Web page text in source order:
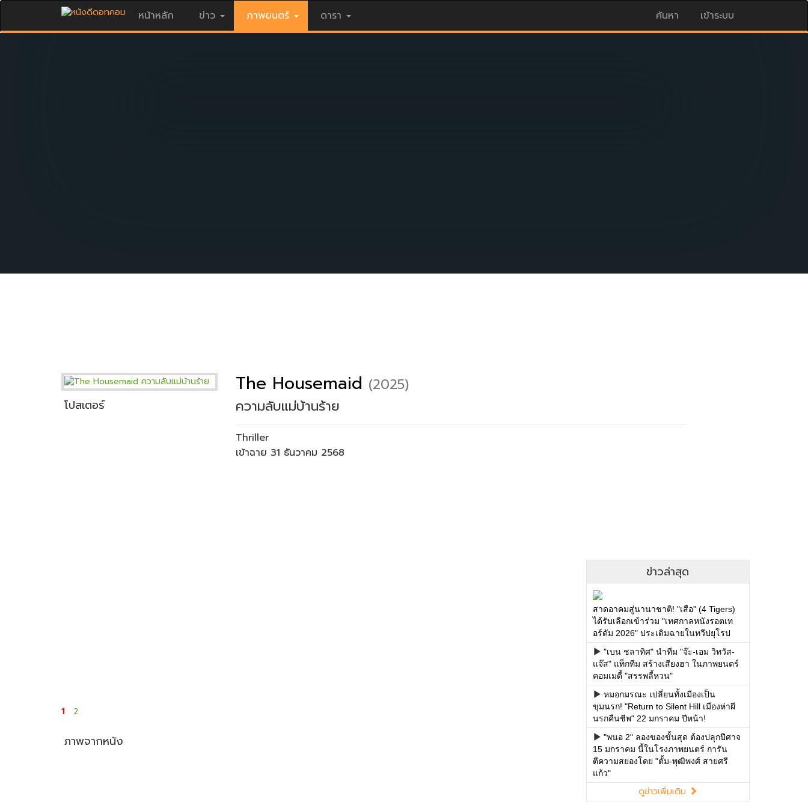
หน้าหลัก ข่าว ภาพยนตร์ ดารา ค้นหา เข้าระบบ
The Housemaid (2025)
ความลับแม่บ้านร้าย
Thriller
เข้าฉาย 31 ธันวาคม 2568
โปสเตอร์
1 2
ภาพจากหนัง
ข่าวล่าสุด
สาดอาคมสู่นานาชาติ! "เสือ" (4 Tigers)
ได้รับเลือกเข้าร่วม "เทศกาลหนังรอตเท
อร์ดัม 2026" ประเดิมฉายในทวีปยุโรป
"เบน ชลาทิศ" นำทีม "จ๊ะ-เอม วิทวัส-
แจ๊ส" แท็กทีม สร้างเสียงฮา ในภาพยนตร์
คอมเมดี้ "สรรพลี้หวน"
หมอกมรณะ เปลี่ยนทั้งเมืองเป็น
ขุมนรก! "Return to Silent Hill เมืองห่าผี
นรกคืนชีพ" 22 มกราคม ปีหน้า!
"พนอ 2" ลองของขั้นสุด ต้องปลุกปีศาจ
15 มกราคม นี้ในโรงภาพยนตร์ การัน
ตีความสยองโดย "ตั้ม-พุฒิพงศ์ สายศรี
แก้ว"
ดูข่าวเพิ่มเติม